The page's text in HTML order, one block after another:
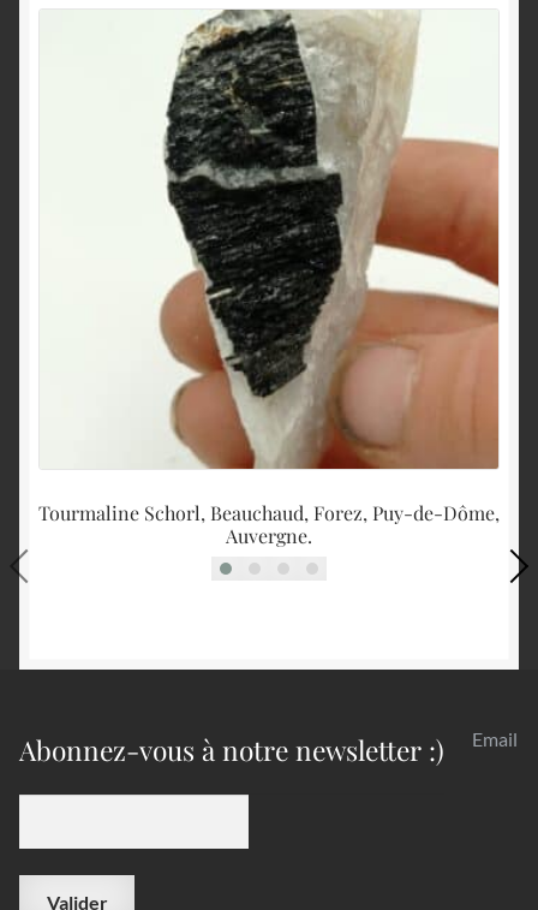
Tourmaline Schorl, Beauchaud, Forez, Puy-de-Dôme,
Auvergne.
Abonnez-vous à notre newsletter :) Email